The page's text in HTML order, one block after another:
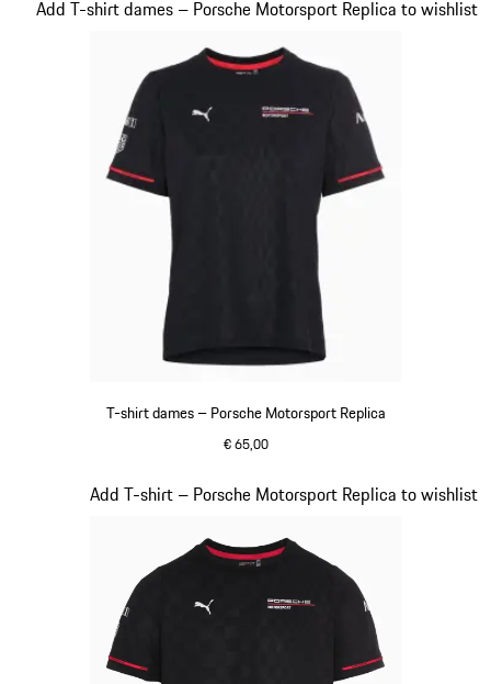
T-shirt dames – Porsche Motorsport Replica
€ 65,00
Add T-shirt dames – Porsche Motorsport Replica to wishlist
Dia 7 van 20
Add T-shirt – Porsche Motorsport Replica to wishlist
Dia 8 van 20